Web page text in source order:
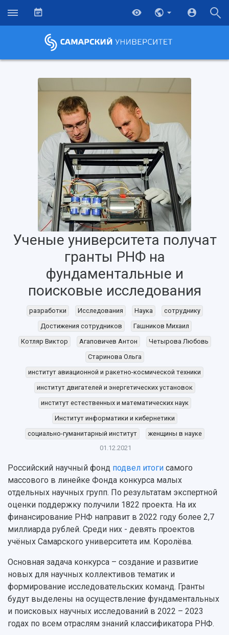
НАЗАД
Об университете
История
Ключевые факты
Рейтинги
Руководство
Наблюдательный совет
Попечительский совет
Ученый совет
Кадровый резерв
Персоналии
Сотрудники и преподаватели
Заслуженные деятели
Структура университета
Институты и факультеты
Кафедры
Научные подразделения
Отделы и службы
Общественные организации
Институт искусственного интеллекта
Инжиниринговый центр
Новости
Главные новости
Объявления
СМИ об университете
Газета "Самарский университет"
Мы в соцсетях
Мультимедиа
Подкасты
Просветительский проект "Одержимы
Образование
Почему я выбираю Самарский университет?
Бакалавриат и специалитет
Формы обучения
Учебные планы
Дополнительное образование
Институты и факультеты
Образовательные программы
Профессорско-преподавательский состав
Расписание занятий
Стипендии
знание русского языка, истории России и
основ законодательства РФ
Платные образовательные услуги
Скидки на обучение
Научно-исследовательская деятельность
Основные научные направления
Научные школы и ведущие научные коллективы
Диссертационные советы
Подготовка научных кадров
работников
Научно-технический совет
Научные проекты и темы
Аспирантура и докторантура
Справочные материалы
Научная инфраструктура
Научно-исследовательские подразделения
Структурная схема управления научно-
исследовательской деятельностью
Материальная база
Подразделения научного обслуживания
Организационные документы
Результаты научно-исследовательской
деятельности
Научно-технические разработки
Ученые университета получат
гранты РНФ на
фундаментальные и
поисковые исследования
разработки Исследования Наука
сотруднику
Достижения сотрудников
Гашников Михаил
Котляр Виктор
Агаповичев Антон
Четырова Любовь
Старинова Ольга
институт авиационной и ракетно-космической техники
институт двигателей и энергетических установок
институт естественных и математических наук
Институт информатики и кибернетики
социально-гуманитарный институт
женщины в науке
01.12.2021
Российский научный фонд подвел итоги самого
массового в линейке Фонда конкурса малых
отдельных научных групп. По результатам экспертной
оценки поддержку получили 1822 проекта. На их
финансирование РНФ направит в 2022 году более 2,7
миллиарда рублей. Среди них - девять проектов
учёных Самарского университета им. Королёва.
Основная задача конкурса – создание и развитие
новых для научных коллективов тематик и
формирование исследовательских команд. Гранты
будут выделены на осуществление фундаментальных
и поисковых научных исследований в 2022 – 2023
годах по всем отраслям знаний классификатора РНФ.